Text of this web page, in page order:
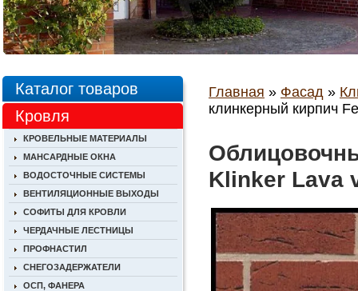
Главная » Фасад »
клинкерный кирпич
Klinker Lava
Каталог товаров
Кровля
КРОВЕЛЬНЫЕ МАТЕРИАЛЫ
МАНСАРДНЫЕ ОКНА
ВОДОСТОЧНЫЕ СИСТЕМЫ
ВЕНТИЛЯЦИОННЫЕ ВЫХОДЫ
СОФИТЫ ДЛЯ КРОВЛИ
ЧЕРДАЧНЫЕ ЛЕСТНИЦЫ
ПРОФНАСТИЛ
СНЕГОЗАДЕРЖАТЕЛИ
ОСП, ФАНЕРА